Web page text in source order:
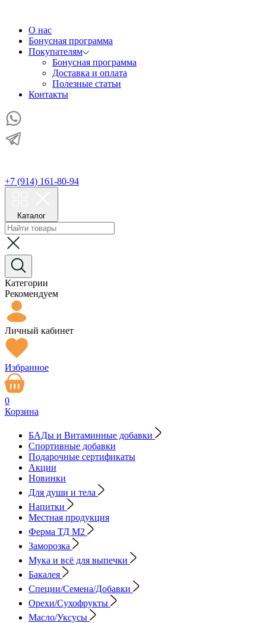
О нас
Бонусная программа
Покупателям
Бонусная программа
Доставка и оплата
Полезные статьи
Контакты
+7 (914) 161-80-94
Каталог
Категории
Рекомендуем
Личный кабинет
Избранное
0
Корзина
БАДы и Витаминные добавки
Спортивные добавки
Подарочные сертификаты
Акции
Новинки
Для души и тела
Напитки
Местная продукция
Ферма ТД М2
Заморозка
Мука и всё для выпечки
Бакалея
Специи/Семена/Добавки
Орехи/Сухофрукты
Масло/Уксусы